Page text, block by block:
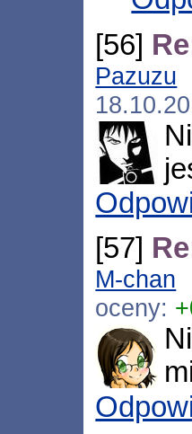
[56]
Pazuzu
[57]
M-chan
oceny: